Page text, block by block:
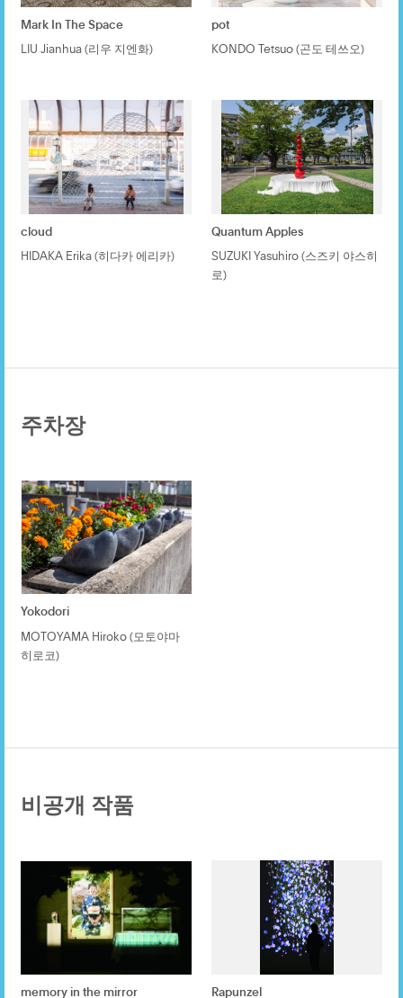
Mark In The Space
LIU Jianhua (리우 지엔화)
pot
KONDO Tetsuo (곤도 테쓰오)
cloud
HIDAKA Erika (히다카 에리카)
Quantum Apples
SUZUKI Yasuhiro (스즈키 야스히
로)
주차장
Yokodori
MOTOYAMA Hiroko (모토야마
히로코)
비공개 작품
memory in the mirror
Rapunzel